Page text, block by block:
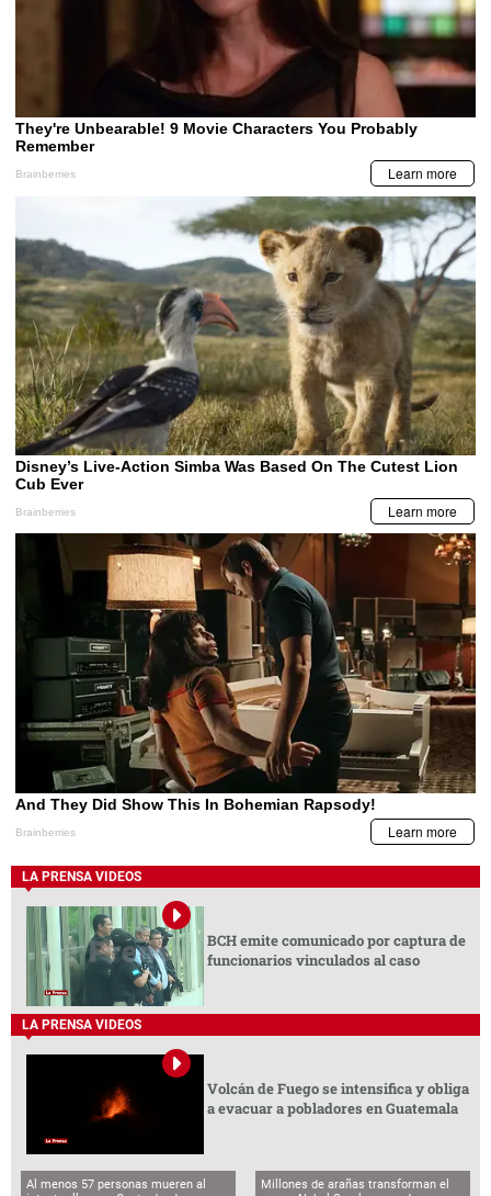
LA PRENSA VIDEOS
BCH emite comunicado por captura de
funcionarios vinculados al caso
LA PRENSA VIDEOS
Volcán de Fuego se intensifica y obliga
a evacuar a pobladores en Guatemala
Al menos 57 personas mueren al
Millones de arañas transforman el